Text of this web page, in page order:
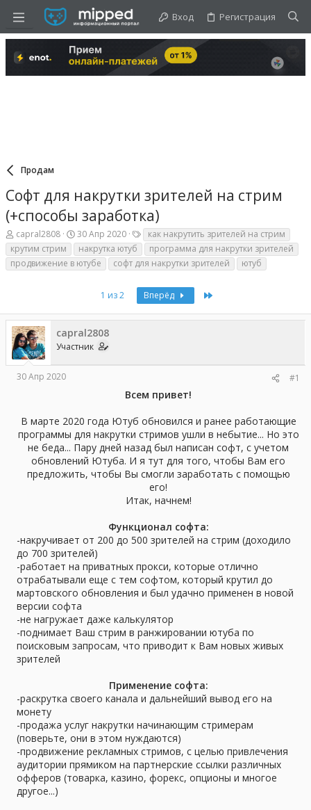
Вход Регистрация
Продам
Софт для накрутки зрителей на стрим
(+способы заработка)
А
в
т
о
ы
capral2808
Д
а
т
а
л
а
30 Апр 2020
Т
е
г
и
как накрутить зрителей на стрим
крутим стрим
накрутка ютуб
программа для накрутки зрителей
продвижение в ютубе
софт для накрутки зрителей ютуб
1 из 2 Вперёд
capral2808
Участник
30 Апр 2020 #1
Всем привет!
В марте 2020 года Ютуб обновился и ранее работающие
программы для накрутки стримов ушли в небытие... Но это
не беда... Пару дней назад был написан софт, с учетом
обновлений Ютуба. И я тут для того, чтобы Вам его
предложить, чтобы Вы смогли заработать с помощью
его!
Итак, начнем!
Функционал софта:
-накручивает от 200 до 500 зрителей на стрим (доходило
до 700 зрителей)
-работает на приватных прокси, которые отлично
отрабатывали еще с тем софтом, который крутил до
мартовского обновления и был удачно применен в новой
версии софта
-не нагружает даже калькулятор
-поднимает Ваш стрим в ранжировании ютуба по
поисковым запросам, что приводит к Вам новых живых
зрителей​
Применение софта:
-раскрутка своего канала и дальнейший вывод его на
монету
-продажа услуг накрутки начинающим стримерам
(поверьте, они в этом нуждаются)
-продвижение рекламных стримов, с целью привлечения
аудитории прямиком на партнерские ссылки различных
офферов (товарка, казино, форекс, опционы и многое
другое...)